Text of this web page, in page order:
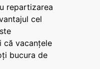
repartizarea
cel
că vacanțele
bucura de